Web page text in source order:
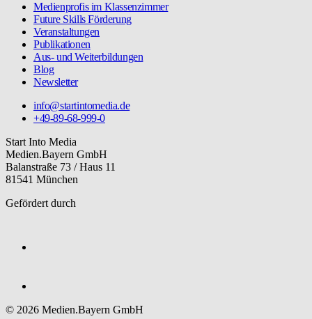
Medienprofis im Klassenzimmer
Future Skills Förderung
Veranstaltungen
Publikationen
Aus- und Weiterbildungen
Blog
Newsletter
info@startintomedia.de
+49-89-68-999-0
Start Into Media
Medien.Bayern GmbH
Balanstraße 73 / Haus 11
81541 München
Gefördert durch
© 2026 Medien.Bayern GmbH